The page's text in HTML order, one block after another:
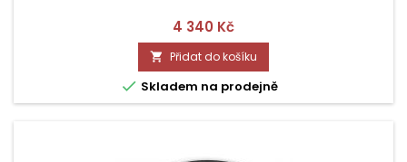
Cena
4 340 Kč
 Přidat do košíku
 Skladem na prodejně